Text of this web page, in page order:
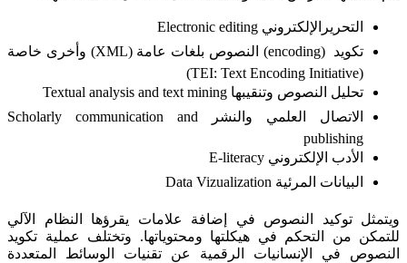
التحريرالإلكتروني Electronic editing
تكويد (encoding) النصوص بلغات عامة (XML) وأخرى خاصة
(TEI: Text Encoding Initiative)
تحليل النصوص وتنقيبها Textual analysis and text mining
الاتصال العلمي والنشر Scholarly communication and
publishing
الأدب الإلكتروني E-literacy
البيانات المرئية Data Vizualization
ويتمثل توكيد النصوص في إضافة علامات يقرؤها النظام الآلي
للتمكن من التحكم في هيكلتها ومحتوياتها. وتختلف عملية تكويد
النصوص في الإنسانيات الرقمية عن تقنيات الوسائط المتعددة